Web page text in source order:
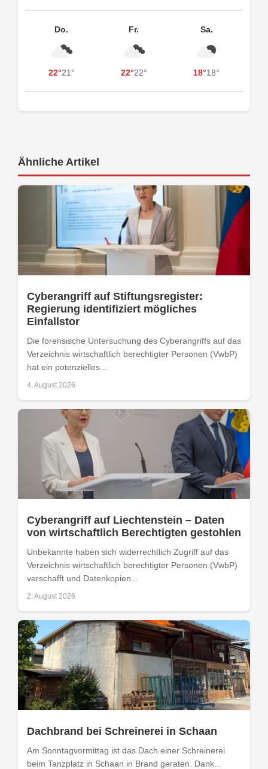
Do.
22°21°
Fr.
22°22°
Sa.
18°18°
Ähnliche Artikel
Cyberangriff auf Stiftungsregister:
Regierung identifiziert mögliches
Einfallstor
Die forensische Untersuchung des Cyberangriffs auf das
Verzeichnis wirtschaftlich berechtigter Personen (VwbP)
hat ein potenzielles...
4. August 2026
Cyberangriff auf Liechtenstein – Daten
von wirtschaftlich Berechtigten gestohlen
Unbekannte haben sich widerrechtlich Zugriff auf das
Verzeichnis wirtschaftlich berechtigter Personen (VwbP)
verschafft und Datenkopien...
2. August 2026
Dachbrand bei Schreinerei in Schaan
Am Sonntagvormittag ist das Dach einer Schreinerei
beim Tanzplatz in Schaan in Brand geraten. Dank...